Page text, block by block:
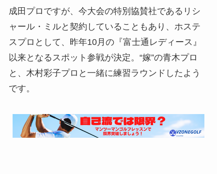
成田プロですが、今大会の特別協賛社であるリシ
ャール・ミルと契約していることもあり、ホステ
スプロとして、昨年10月の『富士通レディース』
以来となるスポット参戦が決定。“嫁”の青木プロ
と、木村彩子プロと一緒に練習ラウンドしたよう
です。